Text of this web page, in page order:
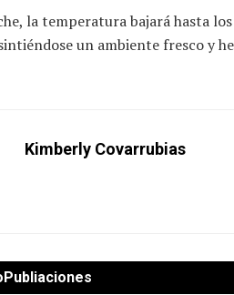
la temperatura bajará hasta
un ambiente fresco y
Kimberly Covarrubias
Publiaciones